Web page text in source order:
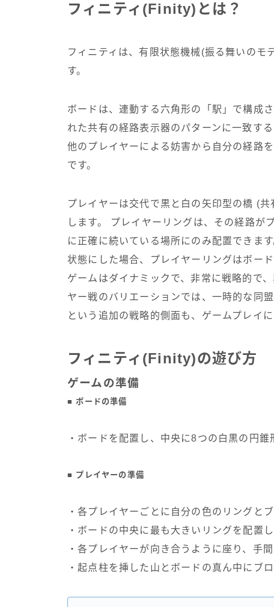
フィニティ(Finity)とは？
フィニティは、有限状態機械(振る舞いのモ
す。
ボードは、連動する六角形の「駅」で構成
れた共有の経路表示器のパターンに一致す
他のプレイヤーによる妨害から自分の経路
です。
プレイヤーは交代で黒と白の矢印型の橋 (
します。 プレイヤーリングは、その経路が
に正確に続いている場所にのみ配置できま
状態にした場合、プレイヤーリングはボード
ゲームはダイナミックで、非常に戦略的で
ヤー戦のバリエーションでは、一時的な同
という追加の戦略的側面も、ゲームプレイ
フィニティ(Finity)の遊び方
ゲームの準備
■ ボードの準備
・ボードを配置し、中央に8つの白黒の円錐
■ プレイヤーの準備
・各プレイヤーごとに自分の色のリングと
・ボードの中央に最も大きいリングを配置し
・各プレイヤーが向き合うように座り、手
・起点柱を挿した山とボードの真ん中にブ